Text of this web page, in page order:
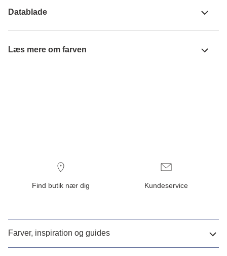
Datablade
Læs mere om farven
Find butik nær dig Kundeservice
Farver, inspiration og guides